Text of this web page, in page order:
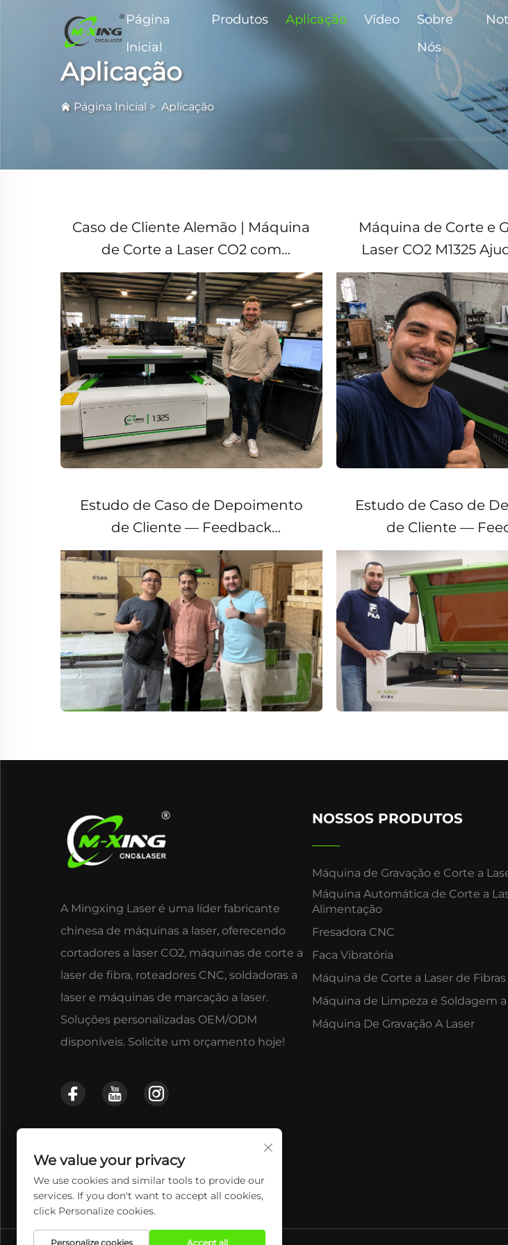
Página
Inicial
Produtos Aplicação Vídeo
Sobre
Nós
Aplicação
Página Inicial > Aplicação
Caso de Cliente Alemão | Máquina
de Corte a Laser CO2 com
Levitação Magnética 1325
Máquina de Corte e
Laser CO2 M1325
Brasileiro a Melhorar
da Produção
Estudo de Caso de Depoimento
de Cliente — Feedback
Satisfatório da Arábia Saudita
Estudo de Caso de
de Cliente —
Satisfatório da
A Mingxing Laser é uma líder fabricante
chinesa de máquinas a laser, oferecendo
cortadores a laser CO2, máquinas de corte a
laser de fibra, roteadores CNC, soldadoras a
laser e máquinas de marcação a laser.
Soluções personalizadas OEM/ODM
disponíveis. Solicite um orçamento hoje!
NOSSOS PRODUTOS
Máquina de Gravação e Corte a
Máquina Automática de Corte a
Alimentação
Fresadora CNC
Faca Vibratória
Máquina de Corte a Laser de Fibras
Máquina de Limpeza e Soldagem a
Máquina De Gravação A Laser
We value your privacy
We use cookies and similar tools to provide our
services. If you don't want to accept all cookies,
click Personalize cookies.
Personalize cookies Accept all